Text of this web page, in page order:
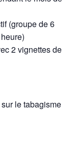
(groupe de 6
2 vignettes de
le tabagisme